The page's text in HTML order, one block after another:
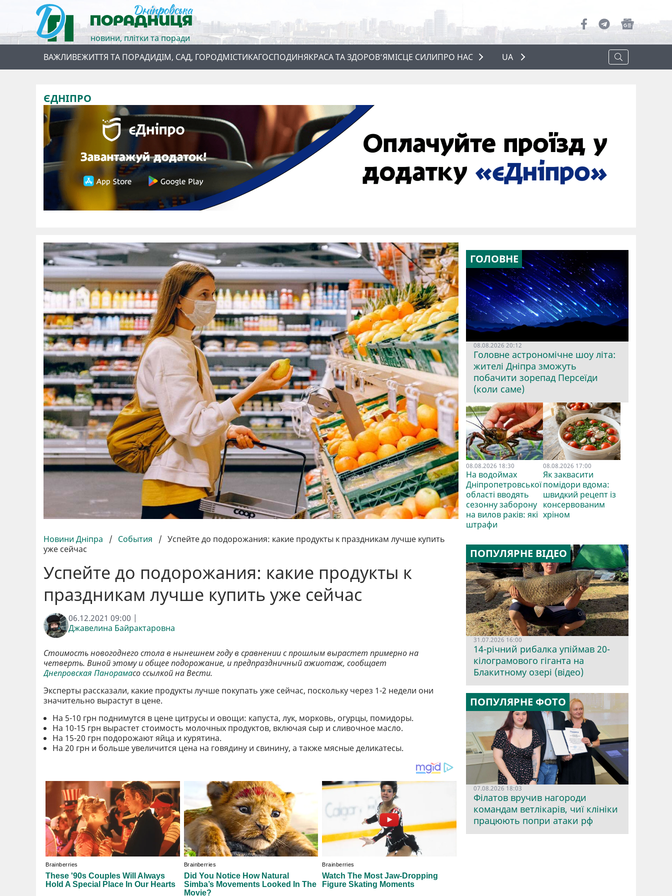
новини, плітки та поради
ВАЖЛИВЕЖИТТЯ ТА ПОРАДИДІМ, САД, ГОРОДМІСТИКАГОСПОДИНЯКРАСА ТА ЗДОРОВ’ЯМІСЦЕ СИЛИПРО НАС
ПРО НАС
UA
ЄДНІПРО
Новини Дніпра / События / Успейте до подорожания: какие продукты к праздникам лучше купить
уже сейчас
Успейте до подорожания: какие продукты к
праздникам лучше купить уже сейчас
06.12.2021 09:00 |
Джавелина Байрактаровна
Стоимость новогоднего стола в нынешнем году в сравнении с прошлым вырастет примерно на
четверть. Виной этому и общее подорожание, и предпраздничный ажиотаж, сообщает
Днепровская Панорамасо ссылкой на Вести.
Эксперты рассказали, какие продукты лучше покупать уже сейчас, поскольку через 1-2 недели они
значительно вырастут в цене.
На 5-10 грн поднимутся в цене цитрусы и овощи: капуста, лук, морковь, огурцы, помидоры.
На 10-15 грн вырастет стоимость молочных продуктов, включая сыр и сливочное масло.
На 15-20 грн подорожают яйца и курятина.
На 20 грн и больше увеличится цена на говядину и свинину, а также мясные деликатесы.
ГОЛОВНЕ
08.08.2026 20:12
Головне астрономічне шоу літа:
жителі Дніпра зможуть
побачити зорепад Персеїди
(коли саме)
08.08.2026 18:30
На водоймах
Дніпропетровської
області вводять
сезонну заборону
на вилов раків: які
штрафи
08.08.2026 17:00
Як заквасити
помідори вдома:
швидкий рецепт із
консервованим
хріном
ПОПУЛЯРНЕ ВІДЕО
31.07.2026 16:00
14-річний рибалка упіймав 20-
кілограмового гіганта на
Блакитному озері (відео)
ПОПУЛЯРНЕ ФОТО
07.08.2026 18:03
Філатов вручив нагороди
командам ветлікарів, чиї клініки
працюють попри атаки рф